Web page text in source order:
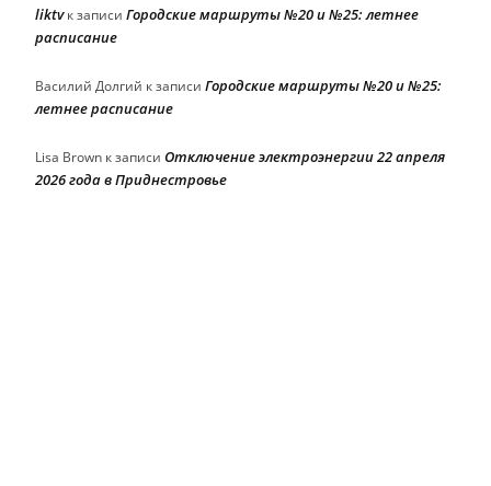
liktvк записи Городские маршруты №20 и №25: летнее
расписание
Василий Долгий к записи Городские маршруты №20 и №25:
летнее расписание
Lisa Brown к записи Отключение электроэнергии 22 апреля
2026 года в Приднестровье